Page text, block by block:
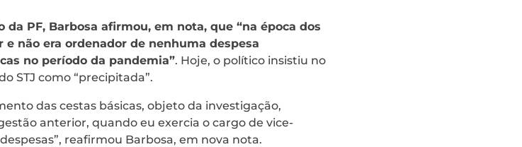
PF, Barbosa afirmou, em nota, que “na época dos
não era ordenador de nenhuma despesa
no período da pandemia”. Hoje, o político insistiu no
STJ como “precipitada”.
das cestas básicas, objeto da investigação,
anterior, quando eu exercia o cargo de vice-
reafirmou Barbosa, em nova nota.